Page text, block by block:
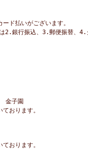
ド払いがございます。
2.銀行振込、3.郵便振替、4.
金子園
おります。
おります。